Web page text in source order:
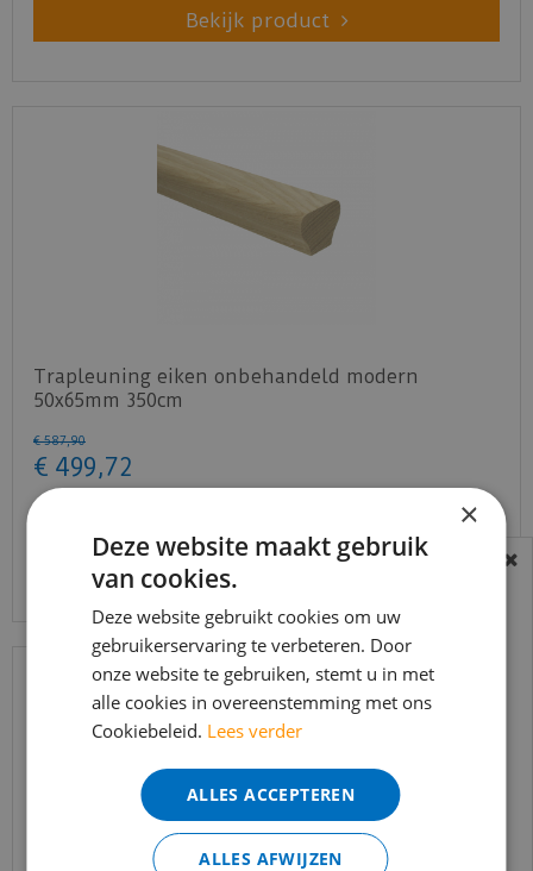
Bekijk product
Trapleuning eiken onbehandeld modern
50x65mm 350cm
€ 587,90
€ 499,72
Bekijk product
BEREIKBAARHEID
In verband met de vakantie periode zijn wij
t/m 14 augustus telefonisch helaas niet
bereikbaar.
Bestelling worden uiteraard verwerkt
echter iets minder snel dan wat je van ons
gewend bent.
Voor vragen kan je ons bereiken via
info@merkvloerenwinkel.nl
×
Deze website maakt gebruik
van cookies.
Deze website gebruikt cookies om uw
gebruikerservaring te verbeteren. Door
onze website te gebruiken, stemt u in met
alle cookies in overeenstemming met ons
Cookiebeleid. Lees verder
ALLES ACCEPTEREN
ALLES AFWIJZEN